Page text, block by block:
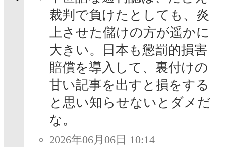
裁判で負けたとしても、炎
上させた儲けの方が遥かに
大きい。日本も懲罰的損害
賠償を導入して、裏付けの
甘い記事を出すと損をする
と思い知らせないとダメだ
な。
2026年06月06日 10:14